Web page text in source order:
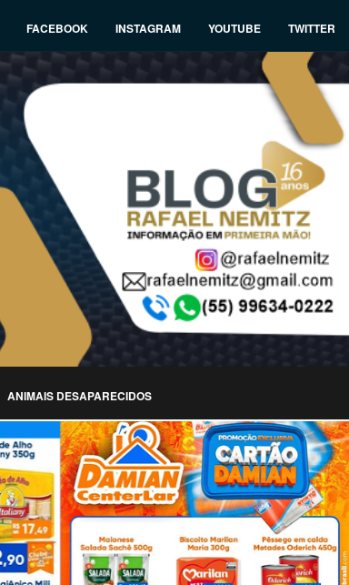
FACEBOOK INSTAGRAM YOUTUBE TWITTER
ANIMAIS DESAPARECIDOS